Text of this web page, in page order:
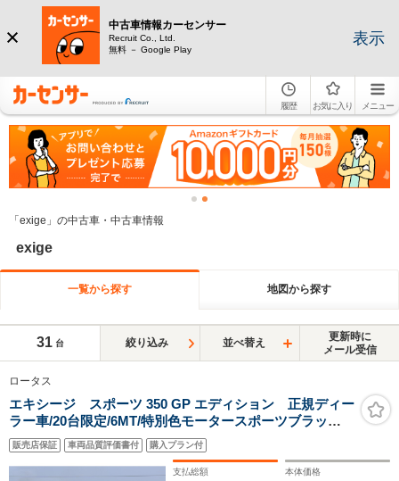
中古車情報カーセンサー
Recruit Co., Ltd.
無料 － Google Play
表示
履歴 お気に入り メニュー
「exige」の中古車・中古車情報
exige
一覧から探す 地図から探す
31 台 絞り込み 並べ替え
更新時に
メール受信
ロータス
エキシージ スポーツ 350 GP エディション 正規ディー
ラー車/20台限定/6MT/特別色モータースポーツブラッ
ク/Mars Gold特別ハイライトペイント/カーボンFスプリ
ッター&アクセスパネル&ハードトップ/ゴールドインテリ
アカラーパック/ブラック軽量鍛造ホイール
販売店保証 車両品質評価書付 購入プラン付
支払総額 本体価格